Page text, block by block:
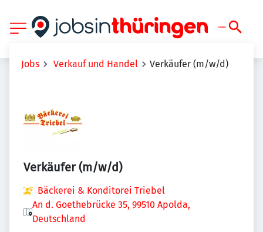
Jobs Verkauf und Handel Verkäufer (m/w/d)
Verkäufer (m/w/d)
Bäckerei & Konditorei Triebel
An d. Goethebrücke 35, 99510 Apolda,
Deutschland